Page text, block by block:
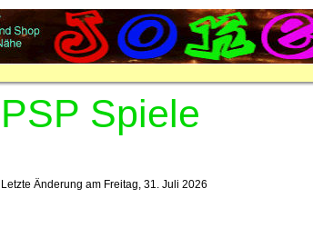
PSP Spiele
Letzte Änderung am Freitag, 31. Juli 2026